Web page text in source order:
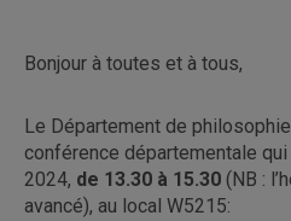
Bonjour à toutes et à tous,
Le Département de
conférence départementale
2024, de 13.30 à 15.30 (NB :
avancé), au local W5215: